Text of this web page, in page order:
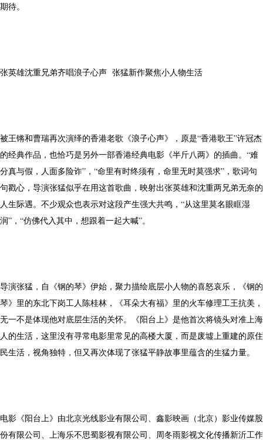
期待。
张英雄沈重兄弟齐唱浪子心声 张猛新作聚焦小人物生活
被王锵和曹瑞再次演绎的香港老歌《浪子心声》，原是“香港歌王”许冠杰
的经典作品，也恰巧是另外一部香港经典电影《半斤八两》的插曲。“难
分真与假，人面多险诈”，“命里有时终须有，命里无时莫强求”，歌词句
句戳心，导演张猛似乎在用这首歌曲，映射出张英雄和沈重两兄弟无奈的
人生际遇。不少观众也表示对这段产生强大共鸣，“从这里莫名眼眶湿
润”，“仿佛代入其中，想跟着一起大喊”。
导演张猛，自《钢的琴》伊始，聚力描绘底层小人物的喜怒哀乐，《钢的
琴》里的东北下岗工人陈桂林，《耳朵大有福》里的火车修理工王抗美，
无一不是体现他对底层生活的关怀。《阳台上》是他首次将镜头对准上海
人的生活，这里没有寻常电影里常见的高楼大厦，而是废墟上重建的原住
民生活，视角独特，但又再次体现了张猛平静故事里蕴含的生猛力量。
电影《阳台上》由北京光线影业有限公司、鑫影映画（北京）影业传媒股
份有限公司、上海乐不思蜀影视有限公司、周冬雨影视文化传播新沂工作